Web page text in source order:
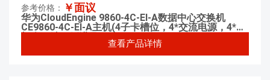
参考价格： ￥面议
华为CloudEngine 9860-4C-EI-A数据中心交换机
CE9860-4C-EI-A主机(4子卡槽位，4*交流电源，4*风
查看产品详情